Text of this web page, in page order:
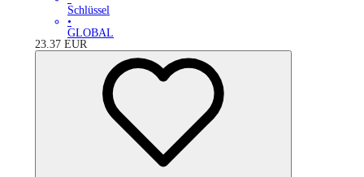
Schlüssel
•
GLOBAL
23.37 EUR